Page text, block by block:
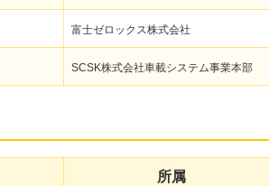
富士ゼロックス株式会社
SCSK株式会社車載システム事業本部
所属